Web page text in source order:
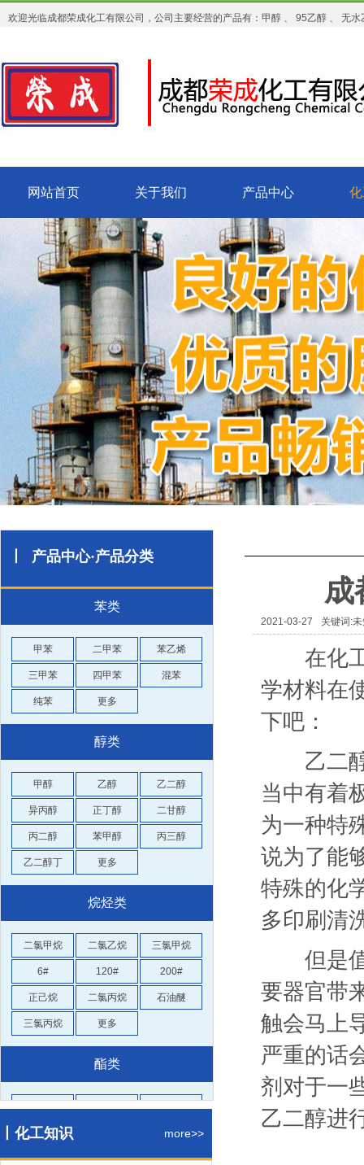
欢迎光临成都荣成化工有限公司，公司主要经营的产品有：甲醇 、 95乙醇 、 无
网站首页 关于我们 产品中心
丨 产品中心·产品分类
苯类
甲苯 二甲苯 苯乙烯
三甲苯 四甲苯 混苯
纯苯 更多
醇类
甲醇 乙醇 乙二醇
异丙醇 正丁醇 二甘醇
丙二醇 苯甲醇 丙三醇
乙二醇丁 更多
烷烃类
二氯甲烷 二氯乙烷 三氯甲烷
6# 120# 200#
正己烷 二氯丙烷 石油醚
三氯丙烷 更多
酯类
醋酸乙酯 醋酸丁酯 醋酸甲酯
碳酸二甲 仲丁酯
丙烯酸丁 羟乙酯 二辛酯
丨化工知识 more>>
成
2021-03-27 关键词:
在化工
学材料在
下吧：
乙二醇
当中有着
为一种特
说为了能
特殊的化
多印刷清
但是值
要器官带
触会马上
严重的话
剂对于一
乙二醇进